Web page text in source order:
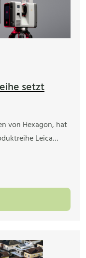
setzt
von Hexagon, hat
Leica…